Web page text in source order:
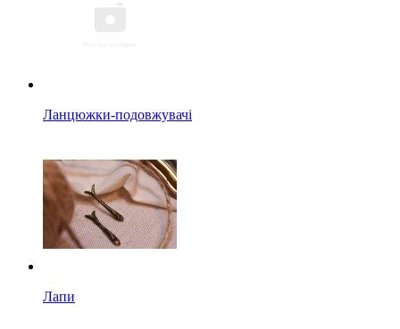
Ланцюжки-подовжувачі
Лапи